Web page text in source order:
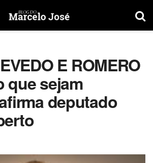
E ROMERO
que sejam
deputado